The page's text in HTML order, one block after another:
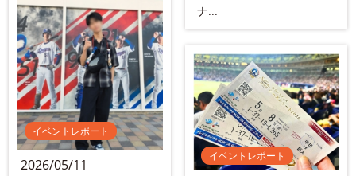
ナ...
イベントレポート
2026/05/11
イベントレポート